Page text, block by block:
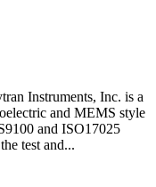
Instruments, Inc. is a
and MEMS style
and ISO17025
test and...